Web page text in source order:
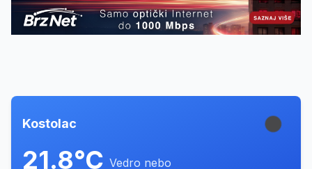
Kostolac
21.8°C Vedro nebo